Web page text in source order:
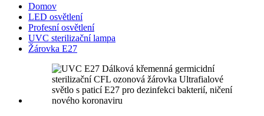
Domov
LED osvětlení
Profesní osvětlení
UVC sterilizační lampa
Žárovka E27